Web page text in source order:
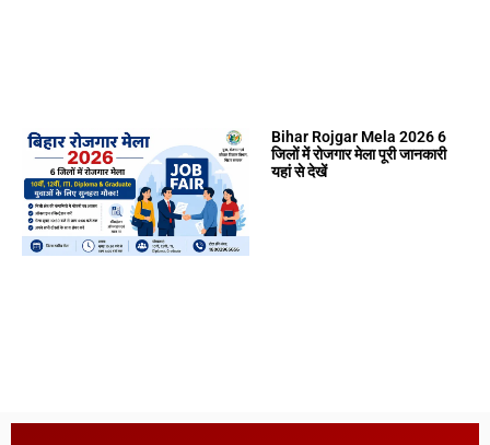
Bihar Rojgar Mela 2026 6
जिलों में रोजगार मेला पूरी जानकारी
यहां से देखें